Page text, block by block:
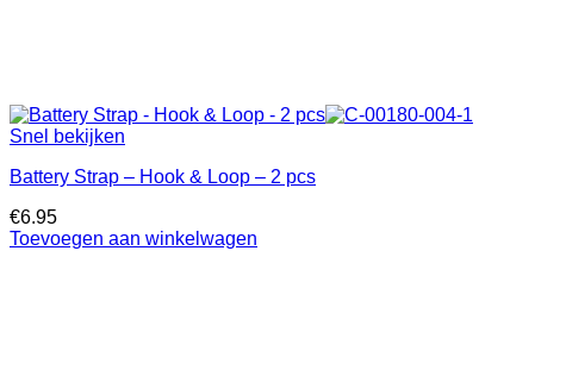
Snel bekijken
Battery Strap – Hook & Loop – 2 pcs
€6.95
Toevoegen aan winkelwagen